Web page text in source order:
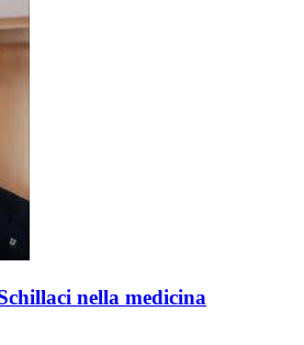
nella medicina